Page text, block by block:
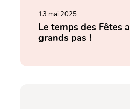
13 mai 2025
Le temps des Fêtes
grands pas !